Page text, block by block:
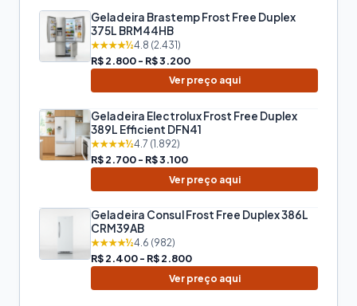
Geladeira Brastemp Frost Free Duplex
375L BRM44HB
★★★★½4.8 (2.431)
R$ 2.800 - R$ 3.200
Ver preço aqui
Geladeira Electrolux Frost Free Duplex
389L Efficient DFN41
★★★★½4.7 (1.892)
R$ 2.700 - R$ 3.100
Ver preço aqui
Geladeira Consul Frost Free Duplex 386L
CRM39AB
★★★★½4.6 (982)
R$ 2.400 - R$ 2.800
Ver preço aqui